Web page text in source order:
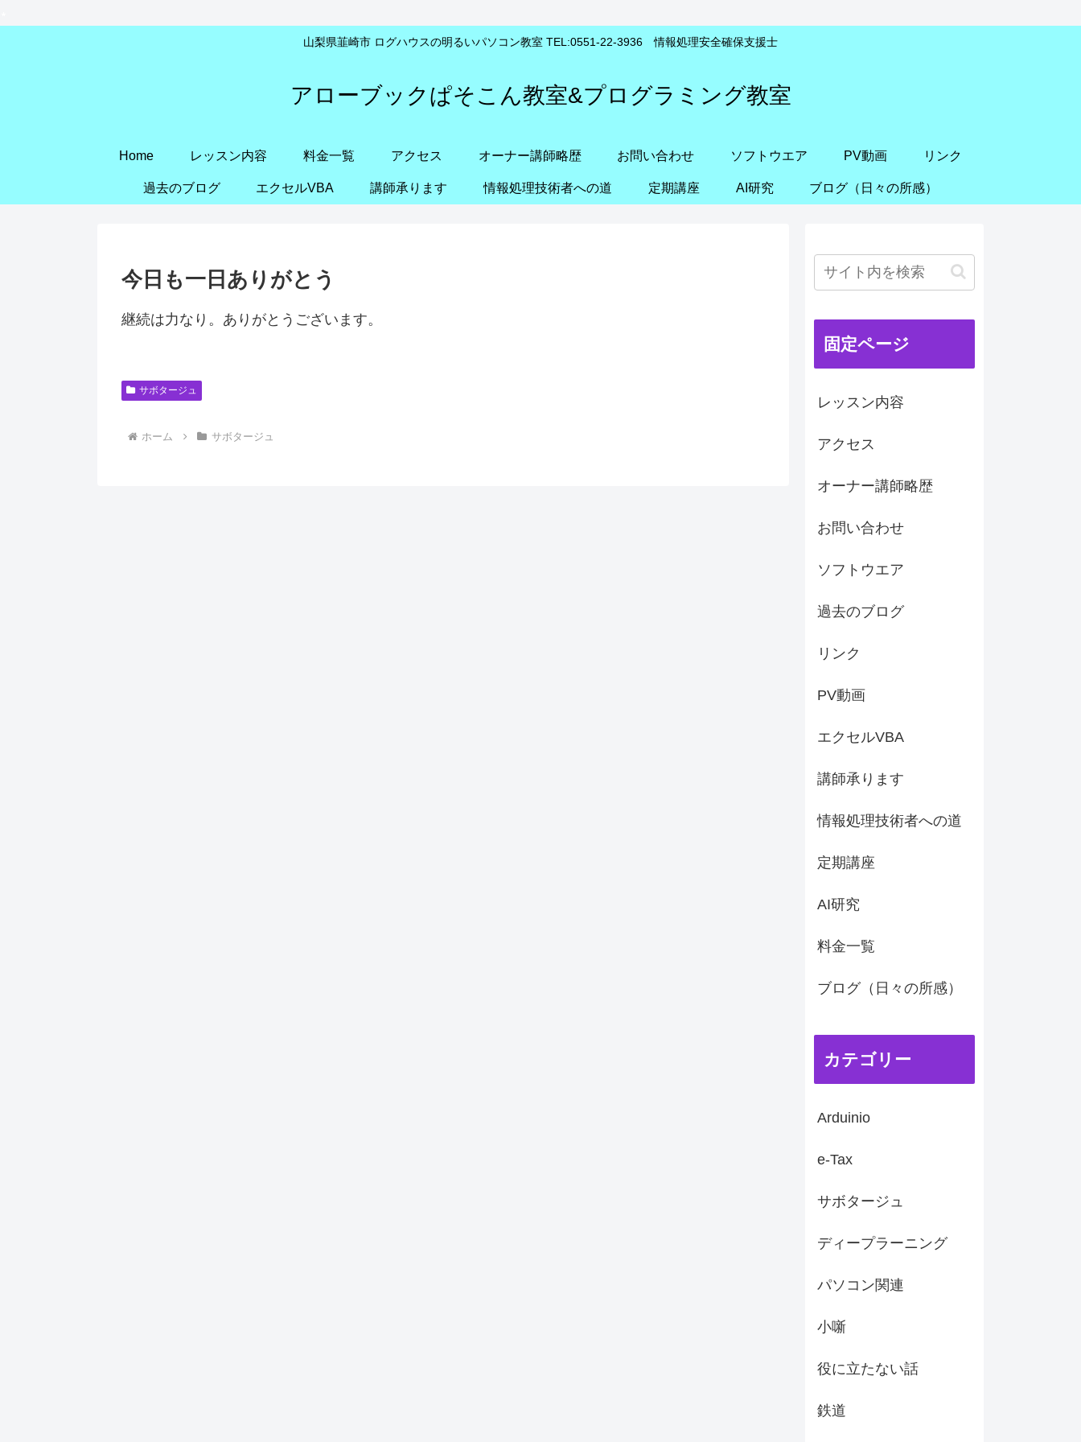
山梨県韮崎市 ログハウスの明るいパソコン教室 TEL:0551-22-3936 情報処理安全確保支援士
アローブックぱそこん教室&プログラミング教室
Home レッスン内容 料金一覧 アクセス オーナー講師略歴 お問い合わせ ソフトウエア PV動画 リンク
過去のブログ エクセルVBA 講師承ります 情報処理技術者への道 定期講座 AI研究 ブログ（日々の所感）
今日も一日ありがとう
継続は力なり。ありがとうございます。
サボタージュ
ホーム サボタージュ
固定ページ
レッスン内容
アクセス
オーナー講師略歴
お問い合わせ
ソフトウエア
過去のブログ
リンク
PV動画
エクセルVBA
講師承ります
情報処理技術者への道
定期講座
AI研究
料金一覧
ブログ（日々の所感）
カテゴリー
Arduinio
e-Tax
サボタージュ
ディープラーニング
パソコン関連
小噺
役に立たない話
鉄道